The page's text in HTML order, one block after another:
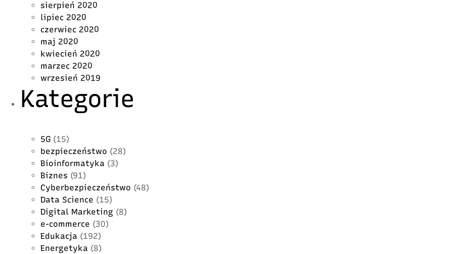
sierpień 2020
lipiec 2020
czerwiec 2020
maj 2020
kwiecień 2020
marzec 2020
wrzesień 2019
Kategorie
5G (15)
bezpieczeństwo (28)
Bioinformatyka (3)
Biznes (91)
Cyberbezpieczeństwo (48)
Data Science (15)
Digital Marketing (8)
e-commerce (30)
Edukacja (192)
Energetyka (8)